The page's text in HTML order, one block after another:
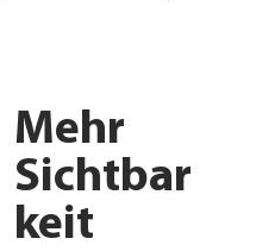
Mehr
Sichtbar
keit